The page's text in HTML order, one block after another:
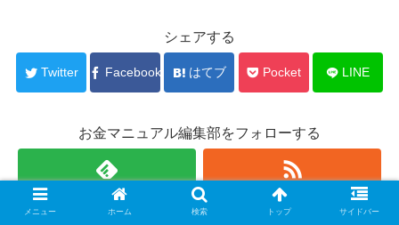
シェアする
Twitter Facebook はてブ Pocket LINE
お金マニュアル編集部をフォローする
メニュー ホーム 検索 トップ サイドバー